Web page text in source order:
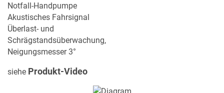
Notfall-Handpumpe
Akustisches Fahrsignal
Überlast- und
Schrägstandsüberwachung,
Neigungsmesser 3°
siehe Produkt-Video